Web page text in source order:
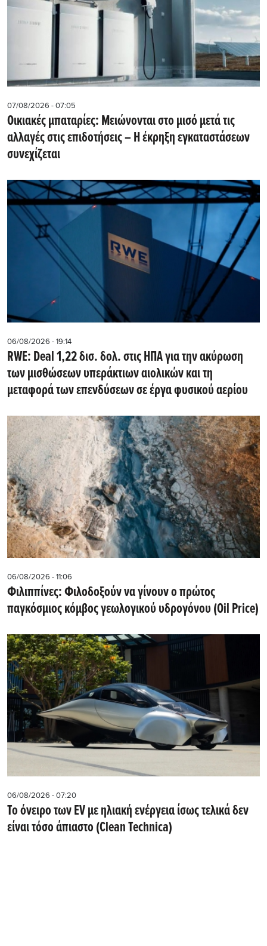
07/08/2026 - 07:05
Οικιακές μπαταρίες: Μειώνονται στο μισό μετά τις
αλλαγές στις επιδοτήσεις – Η έκρηξη εγκαταστάσεων
συνεχίζεται
06/08/2026 - 19:14
RWE: Deal 1,22 δισ. δολ. στις ΗΠΑ για την ακύρωση
των μισθώσεων υπεράκτιων αιολικών και τη
μεταφορά των επενδύσεων σε έργα φυσικού αερίου
06/08/2026 - 11:06
Φιλιππίνες: Φιλοδοξούν να γίνουν ο πρώτος
παγκόσμιος κόμβος γεωλογικού υδρογόνου (Oil Price)
06/08/2026 - 07:20
Το όνειρο των EV με ηλιακή ενέργεια ίσως τελικά δεν
είναι τόσο άπιαστο (Clean Technica)